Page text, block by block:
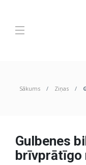
Sākums Ziņas
Gulbenes
brīvprātīgo